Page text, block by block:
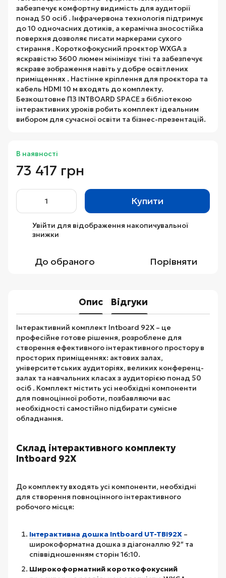
забезпечує комфортну видимість для аудиторії
понад 50 осіб . Інфрачервона технологія підтримує
до 10 одночасних дотиків, а керамічна зносостійка
поверхня дозволяє писати маркерами сухого
стирання . Короткофокусний проєктор WXGA з
яскравістю 3600 люмен мінімізує тіні та забезпечує
яскраве зображення навіть у добре освітлених
приміщеннях . Настінне кріплення для проєктора та
кабель HDMI 10 м входять до комплекту.
Безкоштовне ПЗ INTBOARD SPACE з бібліотекою
інтерактивних уроків робить комплект ідеальним
вибором для сучасної освіти та бізнес-презентацій.
В наявності
73 417 грн
Купити
Увійти для відображення накопичувальної
знижки
До обраного Порівняти
Опис Відгуки
Інтерактивний комплект Intboard 92X – це
професійне готове рішення, розроблене для
створення ефективного інтерактивного простору в
просторих приміщеннях: актових залах,
університетських аудиторіях, великих конференц-
залах та навчальних класах з аудиторією понад 50
осіб . Комплект містить усі необхідні компоненти
для повноцінної роботи, позбавляючи вас
необхідності самостійно підбирати сумісне
обладнання.
Склад інтерактивного комплекту
Intboard 92X
До комплекту входять усі компоненти, необхідні
для створення повноцінного інтерактивного
робочого місця:
Інтерактивна дошка Intboard UT-TBI92X –
широкоформатна дошка з діагоналлю 92″ та
співвідношенням сторін 16:10.
Широкоформатний короткофокусний